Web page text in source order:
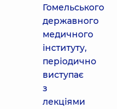
Гомельського
державного
медичного
інституту,
періодично
виступає
з
лекціями